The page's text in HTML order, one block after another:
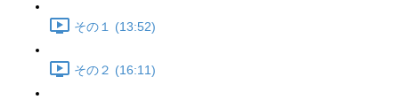
その１ (13:52)
その２ (16:11)